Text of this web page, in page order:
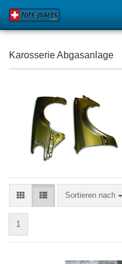
Karosserie Abgasanlage
Sortieren nach
Sortieren nach
1